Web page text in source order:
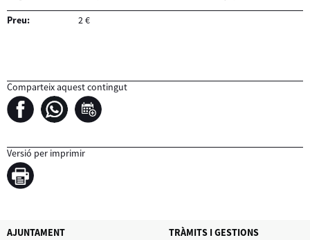
Preu: 2 €
Comparteix aquest contingut
Versió per imprimir
AJUNTAMENT
TRÀMITS I GESTIONS